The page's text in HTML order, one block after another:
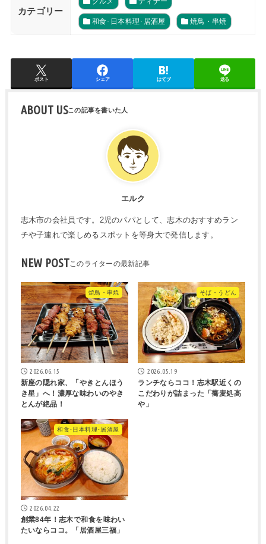
カテゴリー
和食･日本料理･居酒屋 焼鳥・串焼
ポスト シェア はてブ 送る
ABOUT US
エルク
志木市の会社員です。2児のパパとして、志木のおすすめラン
チや子連れで楽しめるスポットを等身大で発信します。
NEW POST
焼鳥・串焼
2026.06.15
新座の隠れ家、「やきとんほう
き星」へ！濃厚な味わいのやき
とんが絶品！
そば・うどん
2026.05.19
ランチならココ！志木駅近くの
こだわりが詰まった「蕎麦処高
や」
和食･日本料理･居酒屋
2026.04.22
創業84年！志木で和食を味わい
たいならココ。「居酒屋三福」